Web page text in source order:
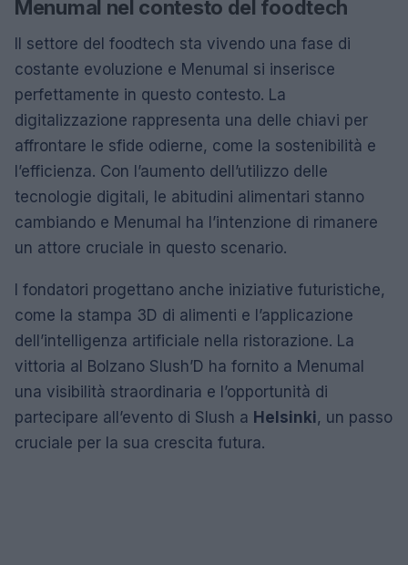
Menumal nel contesto del foodtech
Il settore del foodtech sta vivendo una fase di
costante evoluzione e Menumal si inserisce
perfettamente in questo contesto. La
digitalizzazione rappresenta una delle chiavi per
affrontare le sfide odierne, come la sostenibilità e
l’efficienza. Con l’aumento dell’utilizzo delle
tecnologie digitali, le abitudini alimentari stanno
cambiando e Menumal ha l’intenzione di rimanere
un attore cruciale in questo scenario.
I fondatori progettano anche iniziative futuristiche,
come la stampa 3D di alimenti e l’applicazione
dell’intelligenza artificiale nella ristorazione. La
vittoria al Bolzano Slush’D ha fornito a Menumal
una visibilità straordinaria e l’opportunità di
partecipare all’evento di Slush a Helsinki, un passo
cruciale per la sua crescita futura.